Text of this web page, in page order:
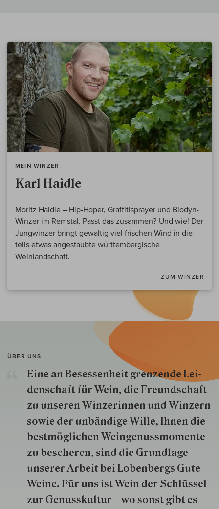
MEIN WINZER
Karl Haidle
Moritz Haidle – Hip-Hoper, Graffitisprayer und Biodyn-
Winzer im Remstal. Passt das zusammen? Und wie! Der
Jungwinzer bringt gewaltig viel frischen Wind in die
teils etwas angestaubte württembergische
Weinlandschaft.
ZUM WINZER
ÜBER UNS
Eine an Besessenheit gren­zende Lei­
den­schaft für Wein, die Freund­schaft
zu unseren Win­zer­innen und Win­zern
so­wie der un­bän­dige Wille, Ihnen die
best­mög­lich­en Wein­genuss­momente
zu besche­ren, sind die Grund­lage
unserer Arbeit bei Lobenbergs Gute
Weine. Für uns ist Wein der Schlüs­sel
zur Genuss­kultur – wo sonst gibt es